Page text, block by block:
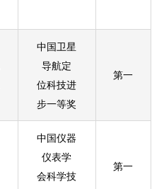
中国卫星
导航定
位科技进
步一等奖
第一
中国仪器
仪表学
会科学技
第一